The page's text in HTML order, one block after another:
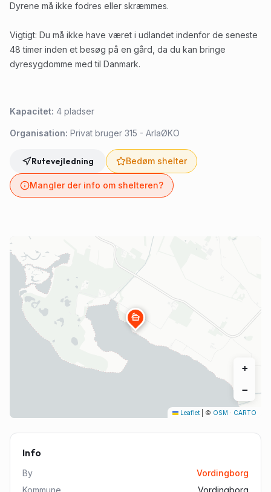
Dyrene må ikke fodres eller skræmmes.
Vigtigt: Du må ikke have været i udlandet indenfor de seneste
48 timer inden et besøg på en gård, da du kan bringe
dyresygdomme med til Danmark.
Kapacitet: 4 pladser
Organisation: Privat bruger 315 - ArlaØKO
Rutevejledning Bedøm shelter
Mangler der info om shelteren?
cabin
+
−
Leaflet © OSM · CARTO
Info
By
Vordingborg
Kommune
Vordingborg